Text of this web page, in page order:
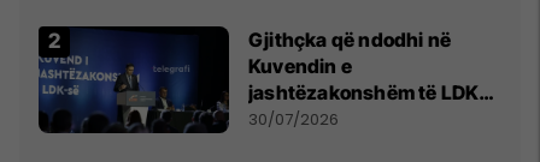
Gjithçka që ndodhi në
Kuvendin e
jashtëzakonshëm të LDK-
së
30/07/2026